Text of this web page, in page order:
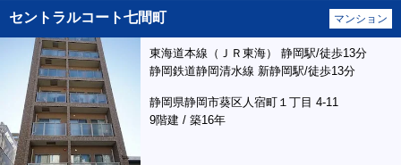
セントラルコート七間町 マンション
東海道本線（ＪＲ東海） 静岡駅/徒歩13分
静岡鉄道静岡清水線 新静岡駅/徒歩13分
静岡県静岡市葵区人宿町１丁目 4-11
9階建 / 築16年